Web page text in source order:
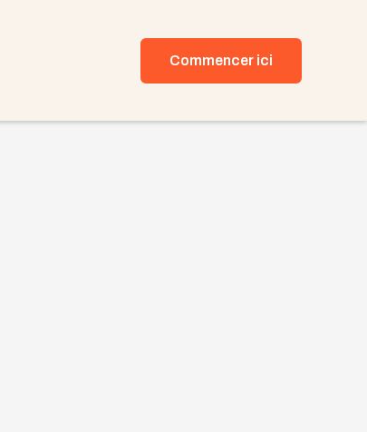
Commencer ici